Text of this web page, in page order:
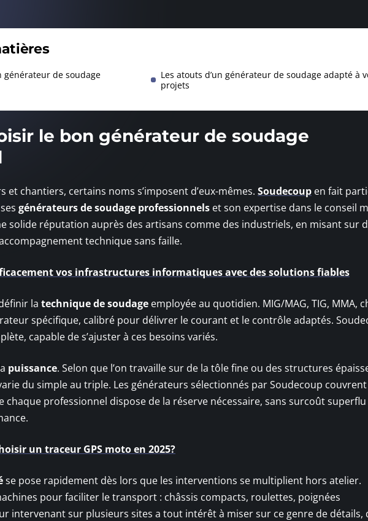
générateur de soudage
Les atouts d’un générateur de soudage adapté à
projets
le bon générateur de soudage
et chantiers, certains noms s’imposent d’eux-mêmes. Soudecoup en fait
générateurs de soudage professionnels et son expertise dans le conseil
solide réputation auprès des artisans comme des industriels, en misant sur
technique sans faille.
vos infrastructures informatiques avec des solutions fiables
la technique de soudage employée au quotidien. MIG/MAG, TIG, MMA,
spécifique, calibré pour délivrer le courant et le contrôle adaptés.
capable de s’ajuster à ces besoins variés.
puissance. Selon que l’on travaille sur de la tôle fine ou des structures
du simple au triple. Les générateurs sélectionnés par Soudecoup
chaque professionnel dispose de la réserve nécessaire, sans surcoût superflu
un traceur GPS moto en 2025?
se pose rapidement dès lors que les interventions se multiplient hors atelier.
pour faciliter le transport : châssis compacts, roulettes, poignées
intervenant sur plusieurs sites a tout intérêt à miser sur ce genre de détails,